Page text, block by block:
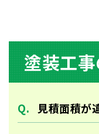
塗装⼯
⾒積⾯積が